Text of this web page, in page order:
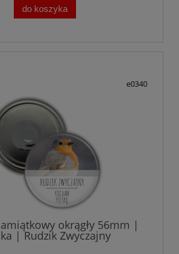
do koszyka
e0340
okrągły 56mm |
| Rudzik Zwyczajny